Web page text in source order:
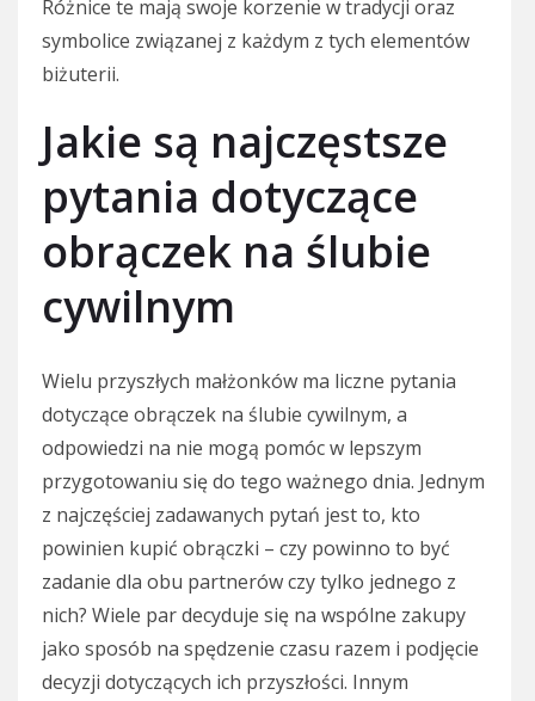
Różnice te mają swoje korzenie w tradycji oraz
symbolice związanej z każdym z tych elementów
biżuterii.
Jakie są najczęstsze
pytania dotyczące
obrączek na ślubie
cywilnym
Wielu przyszłych małżonków ma liczne pytania
dotyczące obrączek na ślubie cywilnym, a
odpowiedzi na nie mogą pomóc w lepszym
przygotowaniu się do tego ważnego dnia. Jednym
z najczęściej zadawanych pytań jest to, kto
powinien kupić obrączki – czy powinno to być
zadanie dla obu partnerów czy tylko jednego z
nich? Wiele par decyduje się na wspólne zakupy
jako sposób na spędzenie czasu razem i podjęcie
decyzji dotyczących ich przyszłości. Innym